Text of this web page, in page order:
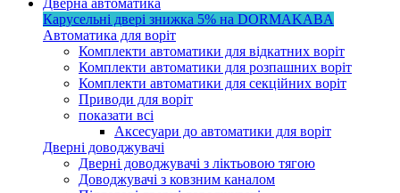
Карусельні двері знижка 5% на DORMAKABA
Автоматика для воріт
Комплекти автоматики для відкатних воріт
Комплекти автоматики для розпашних воріт
Комплекти автоматики для секційних воріт
Приводи для воріт
показати всі
Аксесуари до автоматики для воріт
Дверні доводжувачі
Дверні доводжувачі з ліктьовою тягою
Доводжувачі з ковзним каналом